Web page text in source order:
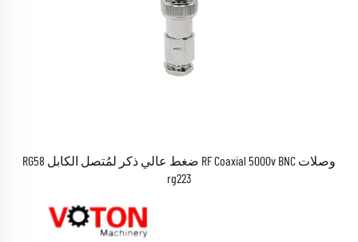
وصلات RF Coaxial 5000v BNC ضغط عالي ذكر لمُتصل الكابل RG58
rg223